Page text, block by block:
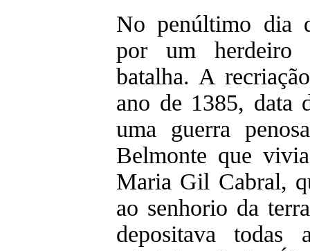
No penúltimo dia
por um herdeiro
batalha. A
ano de 1385, data
uma guerra
Belmonte que
Maria Gil Cabral,
ao senhorio da
depositava todas